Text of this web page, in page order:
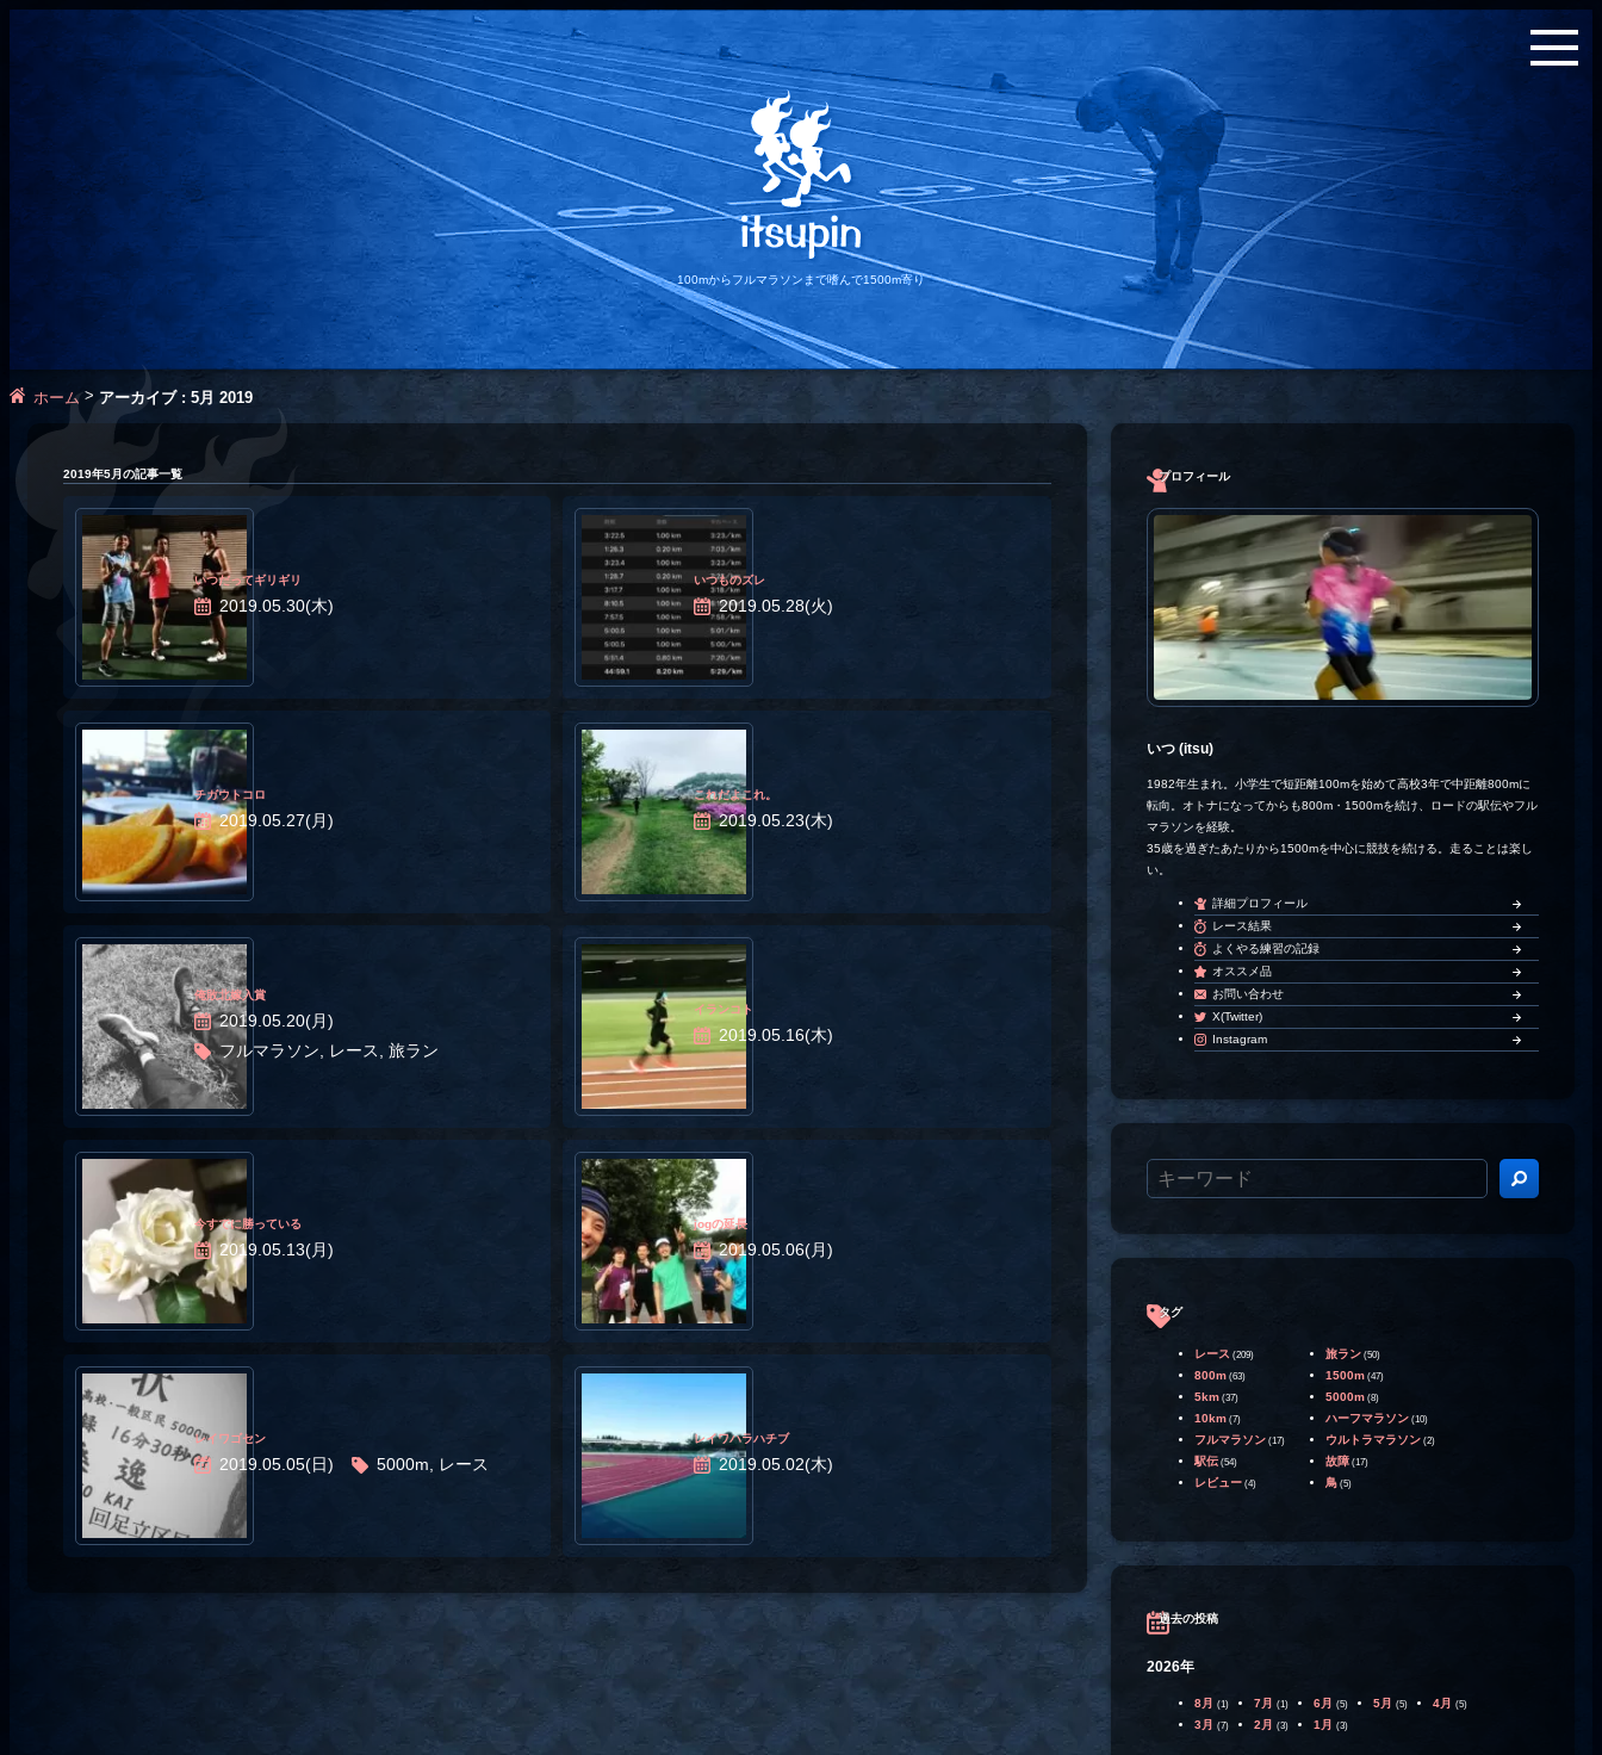
100mからフルマラソンまで嗜んで1500m寄り
ホーム> アーカイブ : 5月 2019
2019年5月の記事一覧
いつだってギリギリ
2019.05.30(木)
いつものズレ
2019.05.28(火)
チガウトコロ
2019.05.27(月)
これだよこれ。
2019.05.23(木)
俺敗北嫁入賞
2019.05.20(月)
フルマラソン, レース, 旅ラン
イランコト
2019.05.16(木)
今すでに勝っている
2019.05.13(月)
jogの延長
2019.05.06(月)
レイワゴセン
2019.05.05(日) 5000m, レース
レイワハラハチブ
2019.05.02(木)
プロフィール
いつ (itsu)
1982年生まれ。小学生で短距離100mを始めて高校3年で中距離800mに
転向。オトナになってからも800m・1500mを続け、ロードの駅伝やフル
マラソンを経験。
35歳を過ぎたあたりから1500mを中心に競技を続ける。走ることは楽し
い。
詳細プロフィール
レース結果
よくやる練習の記録
オススメ品
お問い合わせ
X(Twitter)
Instagram
タグ
レース (209) 旅ラン(50)
800m(63) 1500m(47)
5km(37) 5000m(8)
10km(7) ハーフマラソン(10)
フルマラソン(17) ウルトラマラソン(2)
駅伝(54) 故障(17)
レビュー(4) 鳥(5)
過去の投稿
2026年
8月 (1) 7月 (1) 6月 (5) 5月 (5) 4月 (5)
3月 (7) 2月 (3) 1月 (3)